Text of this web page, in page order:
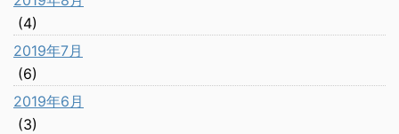
(4)
2019年7月
(6)
2019年6月
(3)